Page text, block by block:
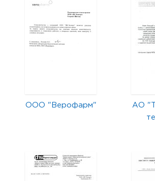
ООО "Верофарм"
АО